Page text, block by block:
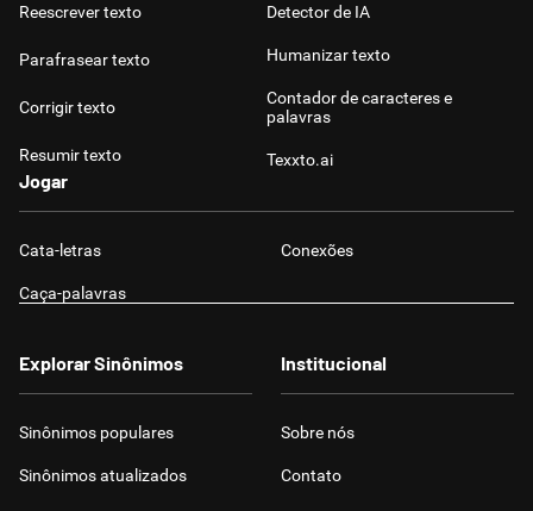
Reescrever texto
Parafrasear texto
Corrigir texto
Resumir texto
Detector de IA
Humanizar texto
Contador de caracteres e
palavras
Texxto.ai
Jogar
Cata-letras Conexões
Caça-palavras
Explorar Sinônimos
Sinônimos populares
Sinônimos atualizados
Institucional
Sobre nós
Contato